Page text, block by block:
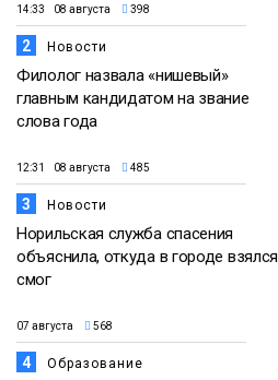
14:33 08 августа 398
2 Новости
Филолог назвала «нишевый»
главным кандидатом на звание
слова года
12:31 08 августа 485
3 Новости
Норильская служба спасения
объяснила, откуда в городе взялся
смог
07 августа 568
4 Образование